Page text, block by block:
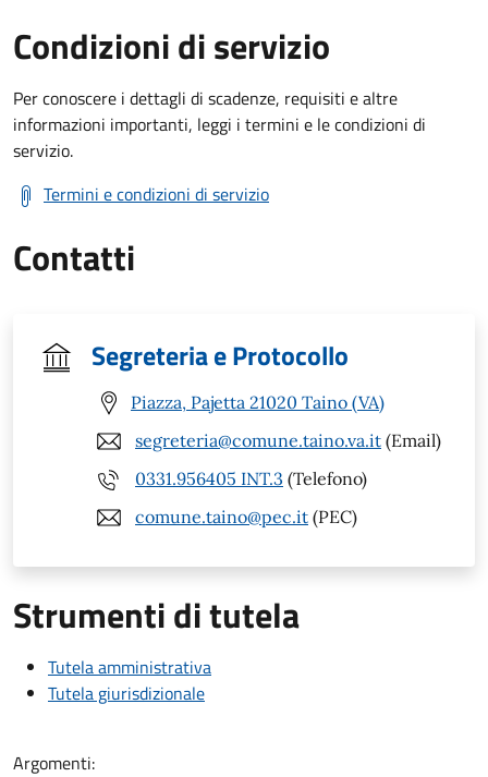
Condizioni di servizio
Per conoscere i dettagli di scadenze, requisiti e altre
informazioni importanti, leggi i termini e le condizioni di
servizio.
Termini e condizioni di servizio
Contatti
Segreteria e Protocollo
Piazza, Pajetta 21020 Taino (VA)
segreteria@comune.taino.va.it (Email)
0331.956405 INT.3 (Telefono)
comune.taino@pec.it (PEC)
Strumenti di tutela
Tutela amministrativa
Tutela giurisdizionale
Argomenti: